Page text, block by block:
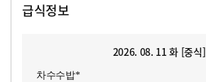
급식정보
2026. 08. 11 화 [중식]
차수수밥*